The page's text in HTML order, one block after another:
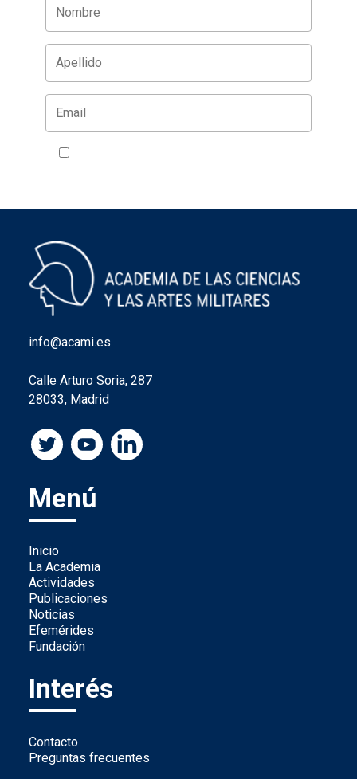
info@acami.es
Calle Arturo Soria, 287
28033, Madrid
Menú
Inicio
La Academia
Actividades
Publicaciones
Noticias
Efemérides
Fundación
Interés
Contacto
Preguntas frecuentes